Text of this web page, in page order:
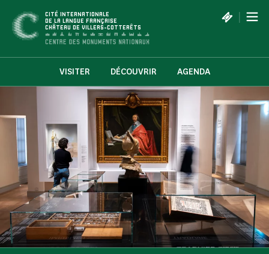
CITÉ INTERNATIONALE
DE LA LANGUE FRANÇAISE
CHÂTEAU DE VILLERS-COTTERÊTS
|
VISITER DÉCOUVRIR AGENDA